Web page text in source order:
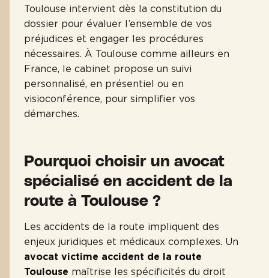
Toulouse intervient dès la constitution du
dossier pour évaluer l’ensemble de vos
préjudices et engager les procédures
nécessaires. À Toulouse comme ailleurs en
France, le cabinet propose un suivi
personnalisé, en présentiel ou en
visioconférence, pour simplifier vos
démarches.
Pourquoi choisir un avocat
spécialisé en accident de la
route à Toulouse ?
Les accidents de la route impliquent des
enjeux juridiques et médicaux complexes. Un
avocat victime accident de la route
Toulouse maîtrise les spécificités du droit